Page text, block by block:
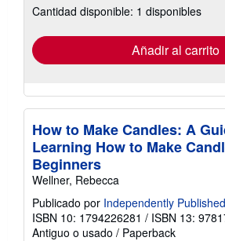
las
tarifas
envío
Cantidad disponible: 1 disponibles
Añadir al carrito
How to Make Candles: A
Learning How to Make
Beginners
Wellner, Rebecca
Publicado por Independently Published
ISBN 10: 1794226281 / ISBN 13:
Antiguo o usado / Paperback